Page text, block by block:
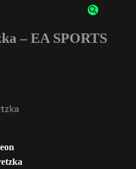
znaki lub cyfry.
– EA SPORTS